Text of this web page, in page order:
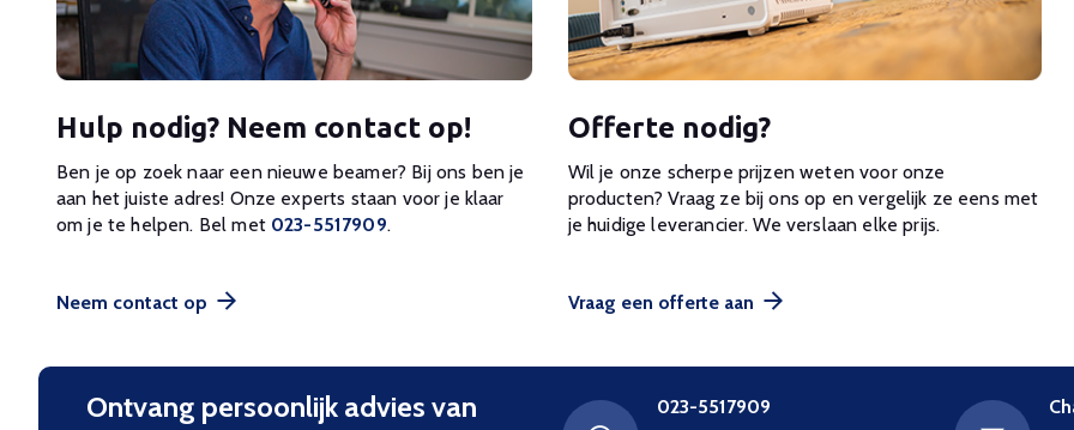
Hulp nodig? Neem contact op!
Ben je op zoek naar een nieuwe beamer? Bij ons ben je
aan het juiste adres! Onze experts staan voor je klaar
om je te helpen. Bel met 023-5517909.
Neem contact op
Offerte nodig?
Wil je onze scherpe prijzen weten voor onze
producten? Vraag ze bij ons op en vergelijk ze eens met
je huidige leverancier. We verslaan elke prijs.
Vraag een offerte aan
Ontvang persoonlijk advies van
023-5517909